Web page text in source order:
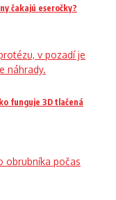
čakajú eseročky?
funguje 3D tlačená